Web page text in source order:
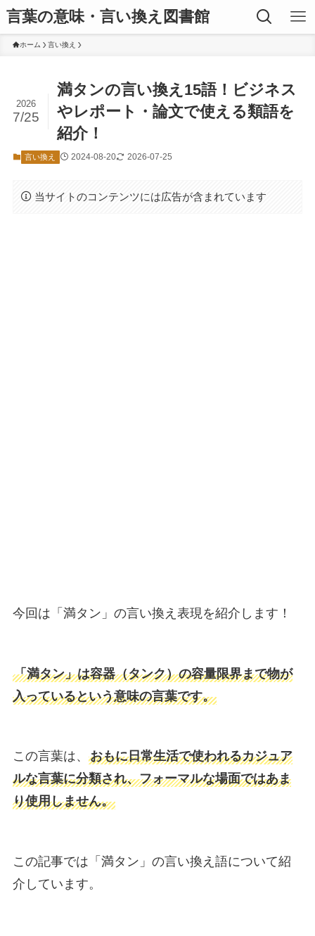
言葉の意味・言い換え図書館
ホーム 言い換え
満タンの言い換え15語！ビジネス
やレポート・論文で使える類語を
紹介！
2026
7/25
言い換え 2024-08-20 2026-07-25
当サイトのコンテンツには広告が含まれています
今回は「満タン」の言い換え表現を紹介します！
「満タン」は容器（タンク）の容量限界まで物が
入っているという意味の言葉です。
この言葉は、 おもに日常生活で使われるカジュア
ルな言葉に分類され、フォーマルな場面ではあま
り使用しません。
この記事では「満タン」の言い換え語について紹
介しています。